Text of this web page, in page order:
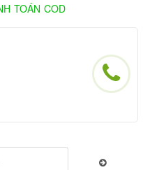
TOÁN COD